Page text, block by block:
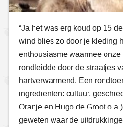
“Ja het was erg koud op 15
wind blies zo door je kleding
enthousiasme waarmee onze
rondleidde door de straatjes
hartverwarmend. Een
ingrediënten: cultuur,
Oranje en Hugo de Groot
geweten waar de